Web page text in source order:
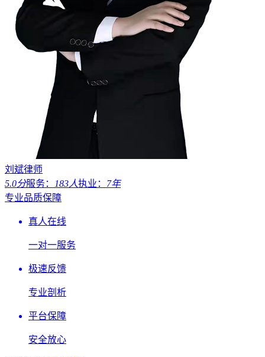
刘斌律师
5.0分服务： 183人执业： 7年
专业品质保障
真人在线
一对一服务
极速反馈
专业剖析
平台保障
安全放心